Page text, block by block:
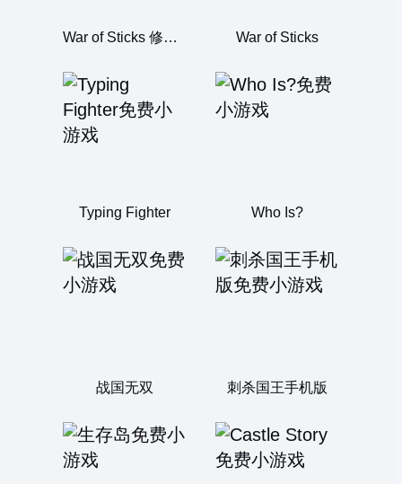
War of Sticks 修改版 War of Sticks
Typing Fighter Who Is?
战国无双 刺杀国王手机版